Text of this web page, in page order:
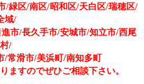
/緑区/南区/昭和区/天白区/瑞穂区/
域/
市/長久手市/安城市/知立市/西尾
/
/常滑市/美浜町/南知多町
ますのでぜひご相談下さい。